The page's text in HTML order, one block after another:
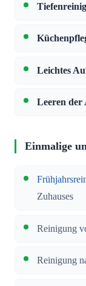
Leichtes
Leeren
Einmalige
Zuhauses
Reinigung
Reinigung